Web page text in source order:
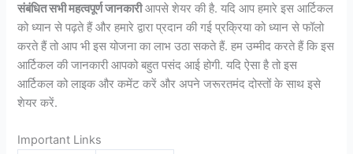
संबंधित सभी महत्वपूर्ण जानकारीआपसे शेयर की है. यदि आप हमारे इस आर्टिकल
को ध्यान से पढ़ते हैं और हमारे द्वारा प्रदान की गई प्रक्रिया को ध्यान से फॉलो
करते हैं तो आप भी इस योजना का लाभ उठा सकते हैं. हम उम्मीद करते हैं कि इस
आर्टिकल की जानकारी आपको बहुत पसंद आई होगी. यदि ऐसा है तो इस
आर्टिकल को लाइक और कमेंट करें और अपने जरूरतमंद दोस्तों के साथ इसे
शेयर करें.
Important Links